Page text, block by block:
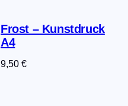
Frost – Kunstdruck
A4
9,50€